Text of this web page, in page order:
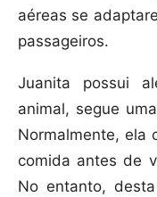
aéreas se
passageiros.
Juanita possui
animal, segue
Normalmente, ela
comida antes de
No entanto,